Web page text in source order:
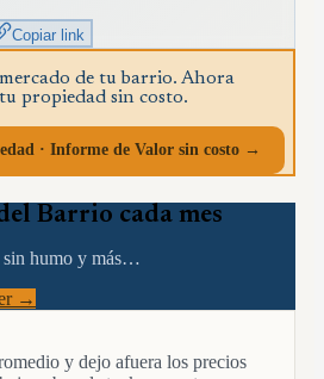
Copiar link
mercado de tu barrio. Ahora
propiedad sin costo.
· Informe de Valor sin costo →
Barrio cada mes
sin humo y más…
→
y dejo afuera los precios